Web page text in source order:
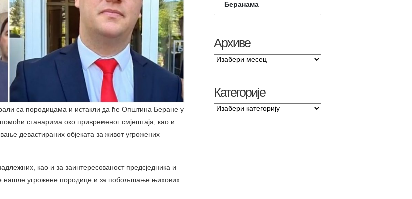
са породицама и истакли да ће Општина Беране у
станарима око привременог смјештаја, као и
девастираних објеката за живот угрожених
као и за заинтересованост предсједника и
нашле угрожене породице и за побољшање њихових
Беранама
Архиве
Категорије